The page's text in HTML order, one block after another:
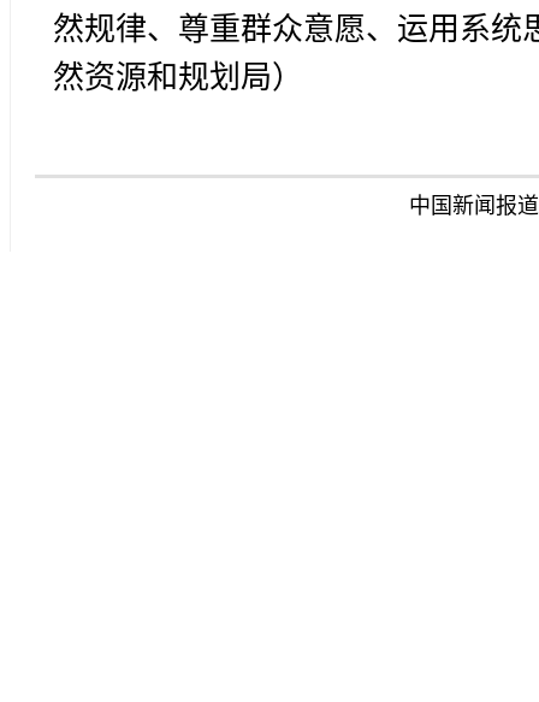
然规律、尊重群众意愿、运用系
然资源和规划局）
中国新闻报